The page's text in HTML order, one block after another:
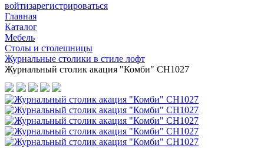
войтизарегистрироваться
Главная
Каталог
Мебель
Столы и столешницы
Журнальные столики в стиле лофт
Журнальный столик акация "Комби" СН1027